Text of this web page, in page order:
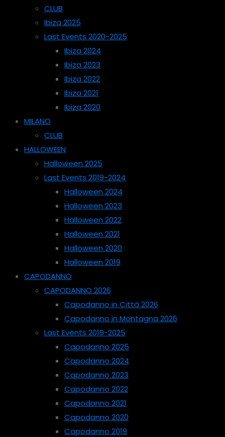
CLUB
Ibiza 2025
Last Events 2020-2025
Ibiza 2024
Ibiza 2023
Ibiza 2022
Ibiza 2021
Ibiza 2020
MILANO
CLUB
HALLOWEEN
Halloween 2025
Last Events 2019-2024
Halloween 2024
Halloween 2023
Halloween 2022
Halloween 2021
Halloween 2020
Halloween 2019
CAPODANNO
CAPODANNO 2026
Capodanno in Città 2026
Capodanno in Montagna 2026
Last Events 2019-2025
Capodanno 2025
Capodanno 2024
Capodanno 2023
Capodanno 2022
Capodanno 2021
Capodanno 2020
Capodanno 2019